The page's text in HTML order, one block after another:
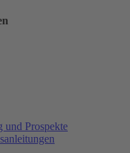
und Prospekte